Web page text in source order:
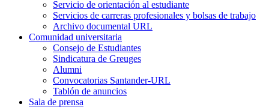
Servicio de orientación al estudiante
Servicios de carreras profesionales y bolsas de trabajo
Archivo documental URL
Comunidad universitaria
Consejo de Estudiantes
Sindicatura de Greuges
Alumni
Convocatorias Santander-URL
Tablón de anuncios
Sala de prensa